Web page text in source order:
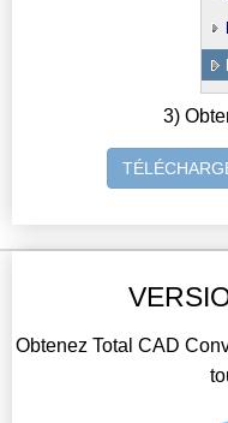
3)
Obtenez Total CAD